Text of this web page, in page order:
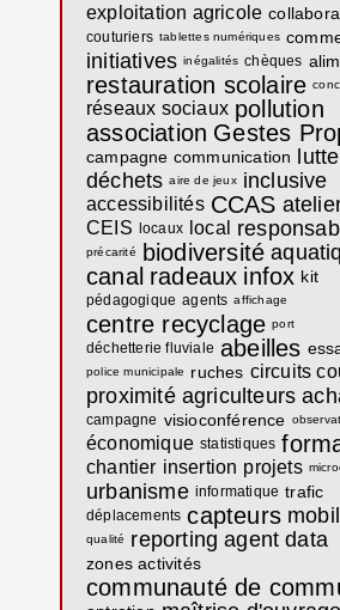
exploitation agricole
couturiers tablettes numériques
initiatives inégalités chèques
restauration scolaire
réseaux sociaux pollution
association Gestes
campagne communication lutte
déchets aire de jeux inclusive
accessibilités CCAS
CEIS locaux local
précarité biodiversité
canal radeaux infox kit
pédagogique agents affichage
centre recyclage port
déchetterie fluviale abeilles
police municipale ruches circuits
proximité agriculteurs
campagne visioconférence
économique statistiques
chantier insertion projets
urbanisme informatique trafic
déplacements capteurs
qualité reporting agent data
zones activités
communauté de